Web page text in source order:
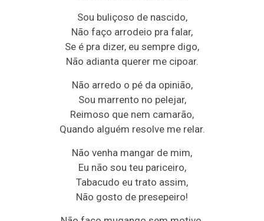
Sou buliçoso de nascido,
Não faço arrodeio pra falar,
Se é pra dizer, eu sempre digo,
Não adianta querer me cipoar.
Não arredo o pé da opinião,
Sou marrento no pelejar,
Reimoso que nem camarão,
Quando alguém resolve me relar.
Não venha mangar de mim,
Eu não sou teu pariceiro,
Tabacudo eu trato assim,
Não gosto de presepeiro!